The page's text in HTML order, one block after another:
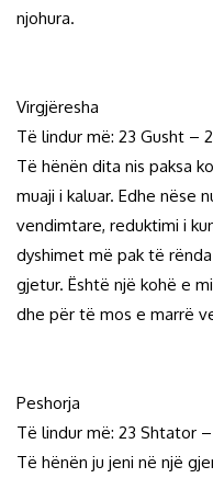
njohura.
Virgjëresha
Të lindur më: 23 Gusht –
Të hënën dita nis paksa
muaji i kaluar. Edhe nëse
vendimtare, reduktimi i
dyshimet më pak të
gjetur. Është një kohë e
dhe për të mos e marrë
Peshorja
Të lindur më: 23 Shtator
Të hënën ju jeni në një